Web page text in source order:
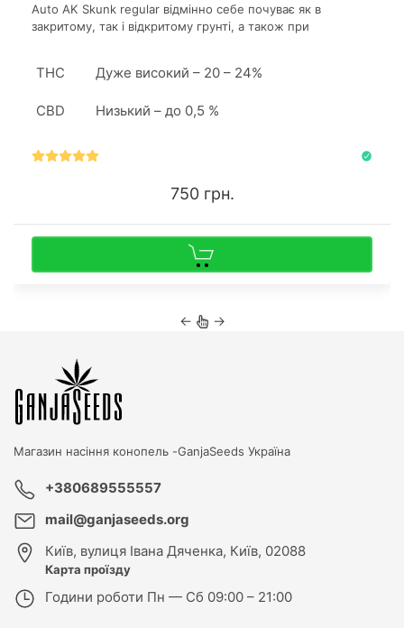
Auto AK Skunk regular відмінно себе почуває як в
закритому, так і відкритому грунті, а також при
THC Дуже високий – 20 – 24%
CBD Низький – до 0,5 %
750 грн.
← →
Магазин насіння конопель -GanjaSeeds Україна
+380689555557
mail@ganjaseeds.org
Київ, вулиця Івана Дяченка, Київ, 02088
Карта проїзду
Години роботи Пн — Сб 09:00 – 21:00